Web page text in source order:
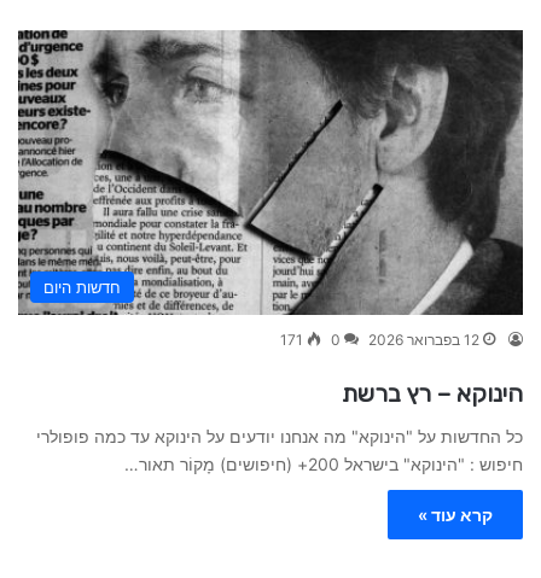
חדשות היום
12 בפברואר 2026 0
171
הינוקא – רץ ברשת
כל החדשות על "הינוקא" מה אנחנו יודעים על הינוקא עד כמה פופולרי
חיפוש : "הינוקא" בישראל 200+ (חיפושים) מָקוֹר תאור…
קרא עוד »